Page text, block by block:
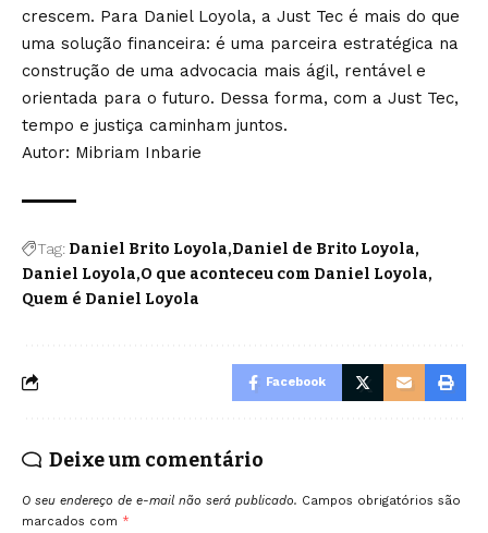
crescem. Para Daniel Loyola, a Just Tec é mais do que
uma solução financeira: é uma parceira estratégica na
construção de uma advocacia mais ágil, rentável e
orientada para o futuro. Dessa forma, com a Just Tec,
tempo e justiça caminham juntos.
Autor: Mibriam Inbarie
Tag: Daniel Brito Loyola Daniel de Brito Loyola
Daniel Loyola O que aconteceu com Daniel Loyola
Quem é Daniel Loyola
Facebook
Deixe um comentário
O seu endereço de e-mail não será publicado. Campos obrigatórios são
marcados com *